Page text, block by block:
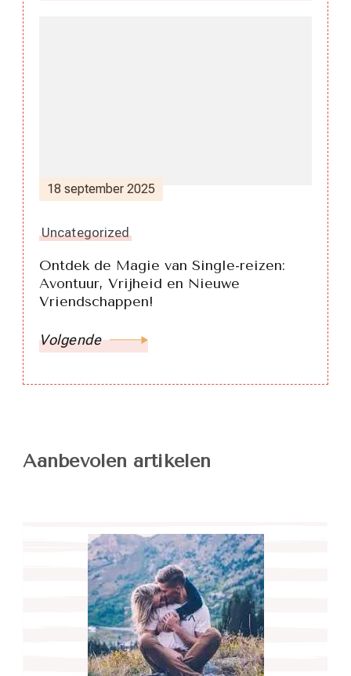
18 september 2025
Uncategorized
Ontdek de Magie van Single-reizen:
Avontuur, Vrijheid en Nieuwe
Vriendschappen!
Volgende
Aanbevolen artikelen